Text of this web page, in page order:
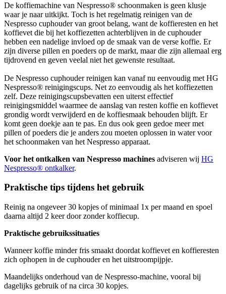
De koffiemachine van Nespresso® schoonmaken is geen klusje
waar je naar uitkijkt. Toch is het regelmatig reinigen van de
Nespresso cuphouder van groot belang, want de koffieresten en het
koffievet die bij het koffiezetten achterblijven in de cuphouder
hebben een nadelige invloed op de smaak van de verse koffie. Er
zijn diverse pillen en poeders op de markt, maar die zijn allemaal erg
tijdrovend en geven veelal niet het gewenste resultaat.
De Nespresso cuphouder reinigen kan vanaf nu eenvoudig met HG
Nespresso® reinigingscups. Net zo eenvoudig als het koffiezetten
zelf. Deze reinigingscupsbevatten een uiterst effectief
reinigingsmiddel waarmee de aanslag van resten koffie en koffievet
grondig wordt verwijderd en de koffiesmaak behouden blijft. Er
komt geen doekje aan te pas. En dus ook geen gedoe meer met
pillen of poeders die je anders zou moeten oplossen in water voor
het schoonmaken van het Nespresso apparaat.
Voor het ontkalken van Nespresso machines adviseren wij HG
Nespresso® ontkalker.
Praktische tips tijdens het gebruik
Reinig na ongeveer 30 kopjes of minimaal 1x per maand en spoel
daarna altijd 2 keer door zonder koffiecup.
Praktische gebruikssituaties
Wanneer koffie minder fris smaakt doordat koffievet en koffieresten
zich ophopen in de cuphouder en het uitstroompijpje.
Maandelijks onderhoud van de Nespresso-machine, vooral bij
dagelijks gebruik of na circa 30 kopjes.